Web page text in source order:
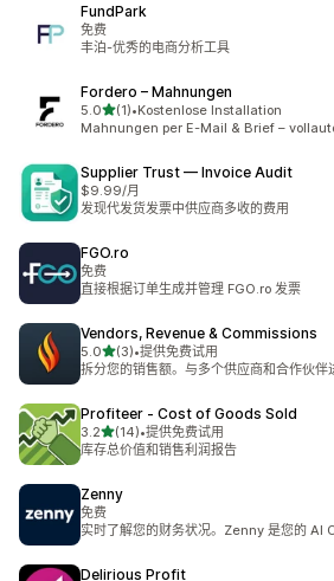
FundPark
免费
丰泊-优秀的电商分析工具
Fordero – Mahnungen
5.0星（满分 5 星）
(1)
总共 1 条评论
•Kostenlose Installation
Mahnungen per E-Mail & Brief –
Supplier Trust — Invoice Audit
$9.99/月
发现代发货发票中供应商多收的费用
FGO.ro
免费
直接根据订单生成并管理 FGO.ro 发票
Vendors, Revenue & Commissions
5.0星（满分 5 星）
(3)
总共 3 条评论
•提供免费试用
拆分您的销售额。与多个供应商和合作伙伴
Profiteer ‑ Cost of Goods Sold
3.2星（满分 5 星）
(14)
总共 14 条评论
•提供免费试用
库存总价值和销售利润报告
Zenny
免费
实时了解您的财务状况。Zenny 是您的 AI
Delirious Profit